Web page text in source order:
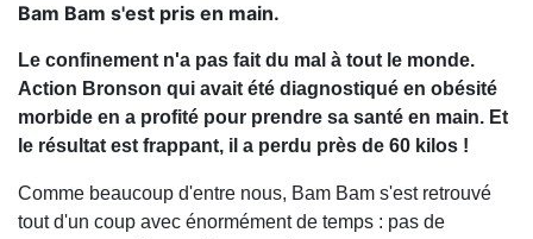
Bam Bam s'est pris en main.
Le confinement n'a pas fait du mal à tout le monde.
Action Bronson qui avait été diagnostiqué en obésité
morbide en a profité pour prendre sa santé en main. Et
le résultat est frappant, il a perdu près de 60 kilos !
Comme beaucoup d'entre nous, Bam Bam s'est retrouvé
tout d'un coup avec énormément de temps : pas de